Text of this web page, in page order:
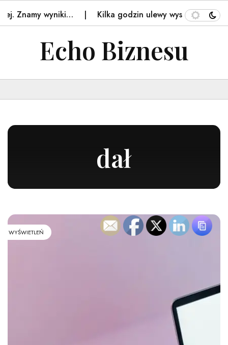
Kilka godzin ulewy wystarczyło. Rzeszów liczy
Echo Biznesu
dał
WYŚWIETLEŃ